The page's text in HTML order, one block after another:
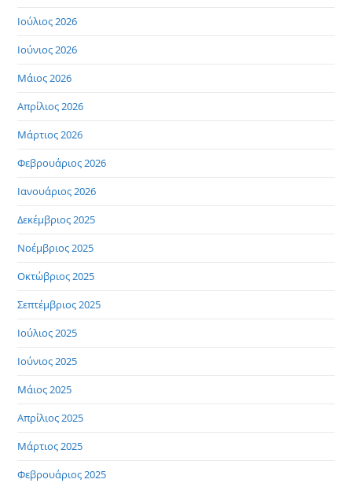
Ιούλιος 2026
Ιούνιος 2026
Μάιος 2026
Απρίλιος 2026
Μάρτιος 2026
Φεβρουάριος 2026
Ιανουάριος 2026
Δεκέμβριος 2025
Νοέμβριος 2025
Οκτώβριος 2025
Σεπτέμβριος 2025
Ιούλιος 2025
Ιούνιος 2025
Μάιος 2025
Απρίλιος 2025
Μάρτιος 2025
Φεβρουάριος 2025